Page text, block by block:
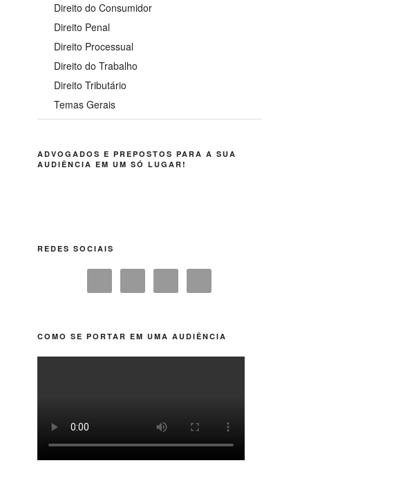
Direito do Consumidor
Direito Penal
Direito Processual
Direito do Trabalho
Direito Tributário
Temas Gerais
ADVOGADOS E PREPOSTOS PARA A SUA
AUDIÊNCIA EM UM SÓ LUGAR!
REDES SOCIAIS
COMO SE PORTAR EM UMA AUDIÊNCIA